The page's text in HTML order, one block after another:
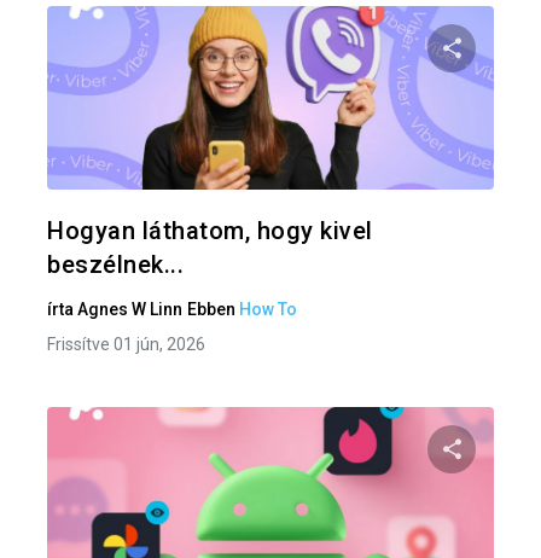
Hogyan láthatom, hogy kivel
beszélnek...
írta Agnes W Linn Ebben How To
Frissítve 01 jún, 2026